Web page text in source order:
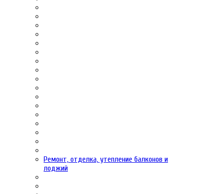
Ремонт, отделка, утепление балконов и
лоджий